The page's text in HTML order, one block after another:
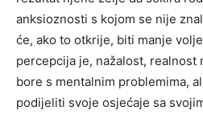
anksioznosti s kojom se nije
će, ako to otkrije, biti manje
percepcija je, nažalost, realnost
bore s mentalnim problemima,
podijeliti svoje osjećaje sa